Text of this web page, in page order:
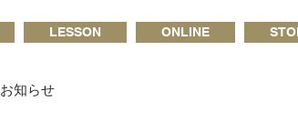
LESSON ONLINE
お知らせ